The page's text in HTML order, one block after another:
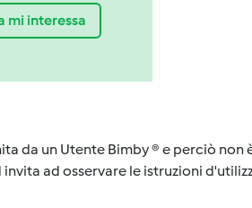
mi interessa
da un Utente Bimby ® e perciò
ad osservare le istruzioni